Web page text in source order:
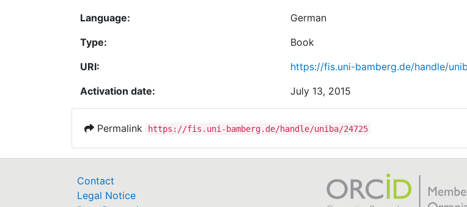
Language:
German
Type:
Book
URI:
https://fis.uni-bamberg.de/handle/
Activation date:
July 13, 2015
Permalink https://fis.uni-bamberg.de/handle/uniba/24725
Contact
Legal Notice